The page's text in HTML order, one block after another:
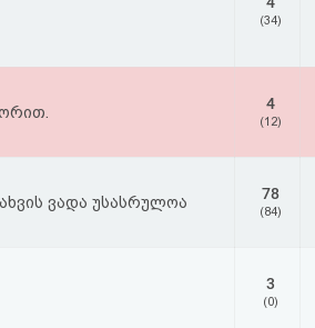
(34)
4
(12)
ვადა უსასრულოა 78
(84)
3
(0)